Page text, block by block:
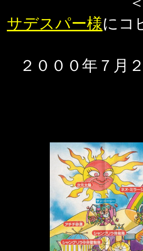
サデスパー様にコ
２０００年７月